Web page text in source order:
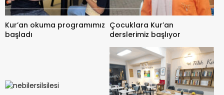
Kur’an okuma programımız
başladı
Çocuklara Kur’an
derslerimiz başlıyor